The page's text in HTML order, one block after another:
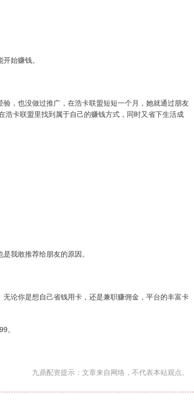
始赚钱。
，也没做过推广，在浩卡联盟短短一个月，她就通过朋友
卡联盟里找到属于自己的赚钱方式，同时又省下生活成
我敢推荐给朋友的原因。
论你是想自己省钱用卡，还是兼职赚佣金，平台的丰富卡
。
九鼎配资提示：文章来自网络，不代表本站观点。